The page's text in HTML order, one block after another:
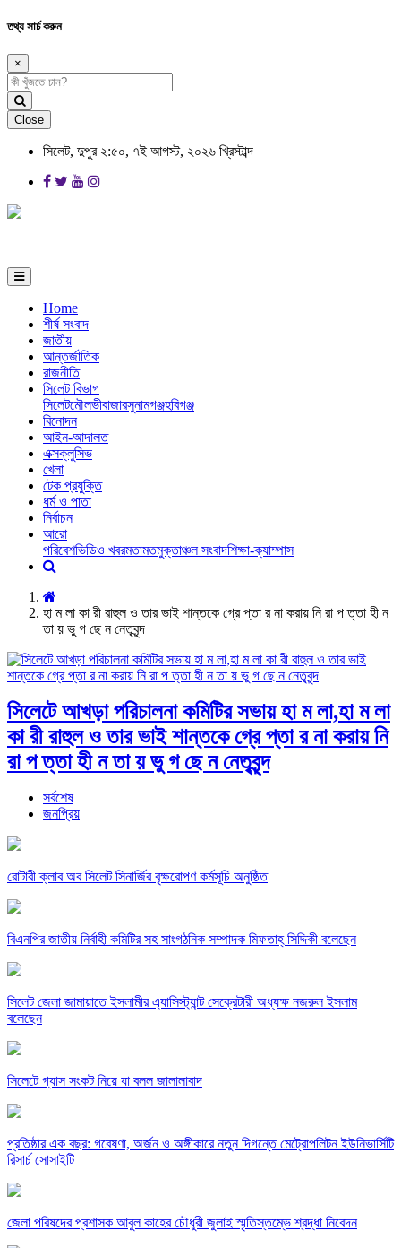
তথ্য সার্চ করুন
×
Close
সিলেট, দুপুর ২:৫০, ৭ই আগস্ট, ২০২৬ খ্রিস্টাব্দ
Home
শীর্ষ সংবাদ
জাতীয়
আন্তর্জাতিক
রাজনীতি
সিলেট বিভাগ
সিলেটমৌলভীবাজারসুনামগঞ্জহবিগঞ্জ
বিনোদন
আইন-আদালত
এক্সক্লুসিভ
খেলা
টেক প্রযুক্তি
ধর্ম ও পাতা
নির্বাচন
আরো
পরিবেশভিডিও খবরমতামতমুক্তাঞ্চল সংবাদশিক্ষা-ক্যাম্পাস
হা ম লা কা রী রাহুল ও তার ভাই শান্তকে গ্রে প্তা র না করায় নি রা প ত্তা হী ন
তা য় ভু গ ছে ন নেতৃবৃন্দ
সিলেটে আখড়া পরিচালনা কমিটির সভায় হা ম লা,হা ম লা
কা রী রাহুল ও তার ভাই শান্তকে গ্রে প্তা র না করায় নি
রা প ত্তা হী ন তা য় ভু গ ছে ন নেতৃবৃন্দ
সর্বশেষ
জনপ্রিয়
রোটারী ক্লাব অব সিলেট সিনার্জির বৃক্ষরোপণ কর্মসূচি অনুষ্ঠিত
বিএনপির জাতীয় নির্বাহী কমিটির সহ সাংগঠনিক সম্পাদক মিফতাহ্ সিদ্দিকী বলেছেন
সিলেট জেলা জামায়াতে ইসলামীর এ্যাসিস্ট্যান্ট সেক্রেটারী অধ্যক্ষ নজরুল ইসলাম
বলেছেন
সিলেটে গ্যাস সংকট নিয়ে যা বলল জালালাবাদ
প্রতিষ্ঠার এক বছর: গবেষণা, অর্জন ও অঙ্গীকারে নতুন দিগন্তে মেট্রোপলিটন ইউনিভার্সিটি
রিসার্চ সোসাইটি
জেলা পরিষদের প্রশাসক আবুল কাহের চৌধুরী জুলাই স্মৃতিস্তম্ভে শ্রদ্ধা নিবেদন